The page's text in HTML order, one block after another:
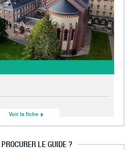
Voir la fiche
LE GUIDE ?